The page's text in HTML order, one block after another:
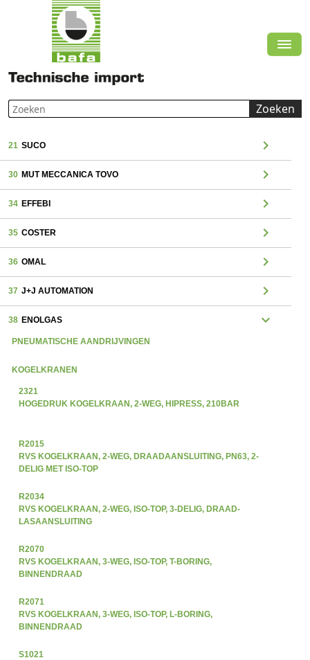
Zoeken
21 SUCO chevron_right
30 MUT MECCANICA TOVO chevron_right
34 EFFEBI chevron_right
35 COSTER chevron_right
36 OMAL chevron_right
37 J+J AUTOMATION chevron_right
38 ENOLGAS expand_more
PNEUMATISCHE AANDRIJVINGEN
KOGELKRANEN
2321
HOGEDRUK KOGELKRAAN, 2-WEG, HIPRESS, 210BAR
R2015
RVS KOGELKRAAN, 2-WEG, DRAADAANSLUITING, PN63, 2-
DELIG MET ISO-TOP
R2034
RVS KOGELKRAAN, 2-WEG, ISO-TOP, 3-DELIG, DRAAD-
LASAANSLUITING
R2070
RVS KOGELKRAAN, 3-WEG, ISO-TOP, T-BORING,
BINNENDRAAD
R2071
RVS KOGELKRAAN, 3-WEG, ISO-TOP, L-BORING,
BINNENDRAAD
S1021